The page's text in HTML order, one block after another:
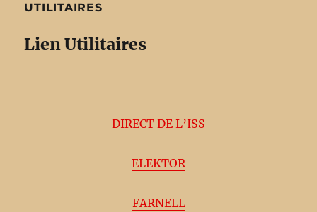
UTILITAIRES
Lien Utilitaires
DIRECT DE L’ISS
ELEKTOR
FARNELL